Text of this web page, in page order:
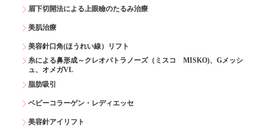
眉下切開法による上眼瞼のたるみ治療
美肌治療
美容針口角(ほうれい線）リフト
糸による鼻形成～クレオパトラノーズ（ミスコ MISKO)、Gメッシ
ュ、オメガVL
脂肪吸引
ベビーコラーゲン・レディエッセ
美容針アイリフト